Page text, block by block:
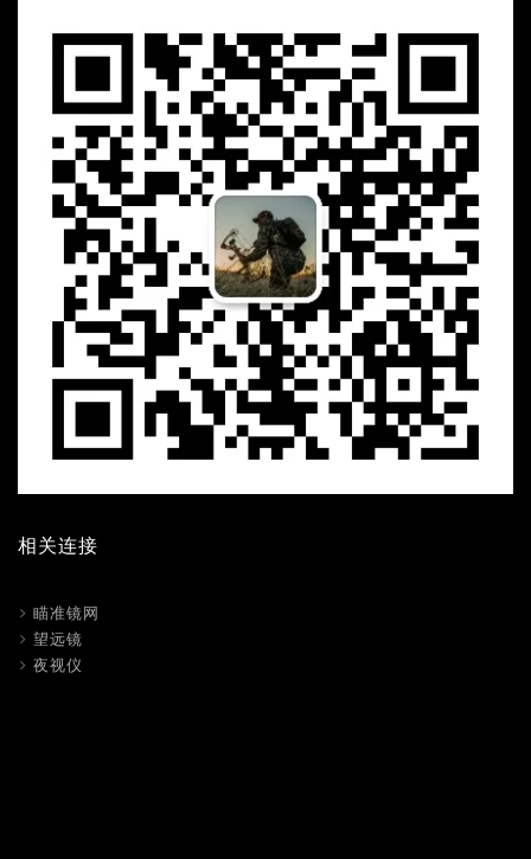
相关连接
瞄准镜网
望远镜
夜视仪